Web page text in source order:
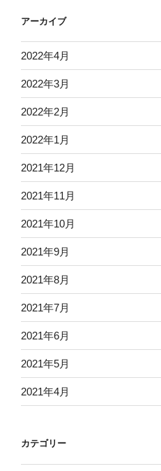
アーカイブ
2022年4月
2022年3月
2022年2月
2022年1月
2021年12月
2021年11月
2021年10月
2021年9月
2021年8月
2021年7月
2021年6月
2021年5月
2021年4月
カテゴリー